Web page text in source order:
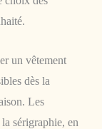
un vêtement
dès la
Les
la sérigraphie, en